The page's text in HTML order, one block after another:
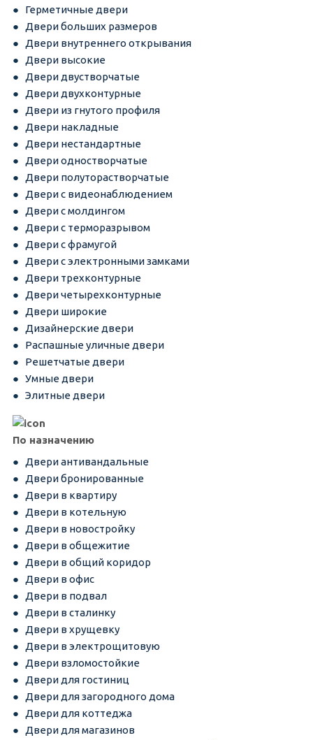
Герметичные двери
Двери больших размеров
Двери внутреннего открывания
Двери высокие
Двери двустворчатые
Двери двухконтурные
Двери из гнутого профиля
Двери накладные
Двери нестандартные
Двери одностворчатые
Двери полуторастворчатые
Двери с видеонаблюдением
Двери с молдингом
Двери с терморазрывом
Двери с фрамугой
Двери с электронными замками
Двери трехконтурные
Двери четырехконтурные
Двери широкие
Дизайнерские двери
Распашные уличные двери
Решетчатые двери
Умные двери
Элитные двери
По назначению
Двери антивандальные
Двери бронированные
Двери в квартиру
Двери в котельную
Двери в новостройку
Двери в общежитие
Двери в общий коридор
Двери в офис
Двери в подвал
Двери в сталинку
Двери в хрущевку
Двери в электрощитовую
Двери взломостойкие
Двери для гостиниц
Двери для загородного дома
Двери для коттеджа
Двери для магазинов